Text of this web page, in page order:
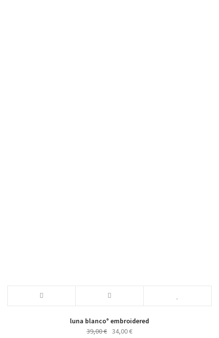
luna blanco° embroidered
39,00€ Ursprünglicher
34,00€Aktueller